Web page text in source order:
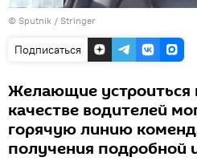
© Sputnik / Stringer
Подписаться
Желающие устроиться
качестве водителей
горячую линию
получения подробной